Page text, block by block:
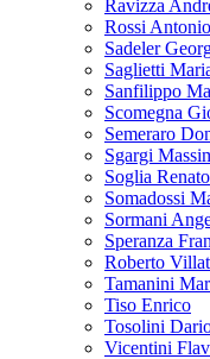
Ravizza
Rossi Antonio
Sadeler
Saglietti
Sanfilippo
Scomegna
Semeraro
Sgargi
Soglia Renato
Somadossi
Sormani
Speranza
Roberto
Tamanini
Tiso Enrico
Tosolini
Vicentini